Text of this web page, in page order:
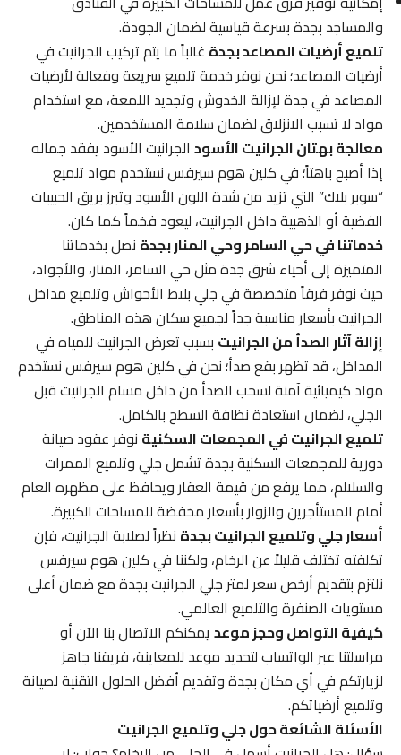
والمساجد بجدة بسرعة قياسية لضمان الجودة.
تلميع أرضيات المصاعد بجدةغالباً ما يتم تركيب الجرانيت في
أرضيات المصاعد؛ نحن نوفر خدمة تلميع سريعة وفعالة لأرضيات
المصاعد في جدة لإزالة الخدوش وتجديد اللمعة، مع استخدام
مواد لا تسبب الانزلاق لضمان سلامة المستخدمين.
معالجة بهتان الجرانيت الأسودالجرانيت الأسود يفقد جماله
إذا أصبح باهتاً؛ في كلين هوم سيرفس نستخدم مواد تلميع
“سوبر بلاك” التي تزيد من شدة اللون الأسود وتبرز بريق الحبيبات
الفضية أو الذهبية داخل الجرانيت، ليعود فخماً كما كان.
خدماتنا في حي السامر وحي المنار بجدةنصل بخدماتنا
المتميزة إلى أحياء شرق جدة مثل حي السامر، المنار، والأجواد،
حيث نوفر فرقاً متخصصة في جلي بلاط الأحواش وتلميع مداخل
الجرانيت بأسعار مناسبة جداً لجميع سكان هذه المناطق.
إزالة آثار الصدأ من الجرانيتبسبب تعرض الجرانيت للمياه في
المداخل، قد تظهر بقع صدأ؛ نحن في كلين هوم سيرفس نستخدم
مواد كيميائية آمنة لسحب الصدأ من داخل مسام الجرانيت قبل
الجلي، لضمان استعادة نظافة السطح بالكامل.
تلميع الجرانيت في المجمعات السكنيةنوفر عقود صيانة
دورية للمجمعات السكنية بجدة تشمل جلي وتلميع الممرات
والسلالم، مما يرفع من قيمة العقار ويحافظ على مظهره العام
أمام المستأجرين والزوار بأسعار مخفضة للمساحات الكبيرة.
أسعار جلي وتلميع الجرانيت بجدةنظراً لصلابة الجرانيت، فإن
تكلفته تختلف قليلاً عن الرخام، ولكننا في كلين هوم سيرفس
نلتزم بتقديم أرخص سعر لمتر جلي الجرانيت بجدة مع ضمان أعلى
مستويات الصنفرة والتلميع العالمي.
كيفية التواصل وحجز موعديمكنكم الاتصال بنا الآن أو
مراسلتنا عبر الواتساب لتحديد موعد للمعاينة، فريقنا جاهز
لزيارتكم في أي مكان بجدة وتقديم أفضل الحلول التقنية لصيانة
وتلميع أرضياتكم.
الأسئلة الشائعة حول جلي وتلميع الجرانيت